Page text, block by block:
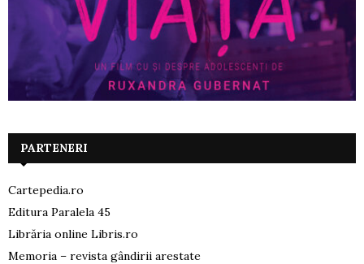
PARTENERI
Cartepedia.ro
Editura Paralela 45
Librăria online Libris.ro
Memoria – revista gândirii arestate